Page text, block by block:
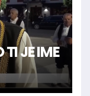
TI JE IME